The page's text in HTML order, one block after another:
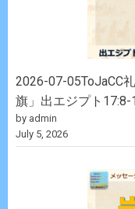
2026-07-05ToJaCC
旗」出エジプト17:8-
by admin
July 5, 2026